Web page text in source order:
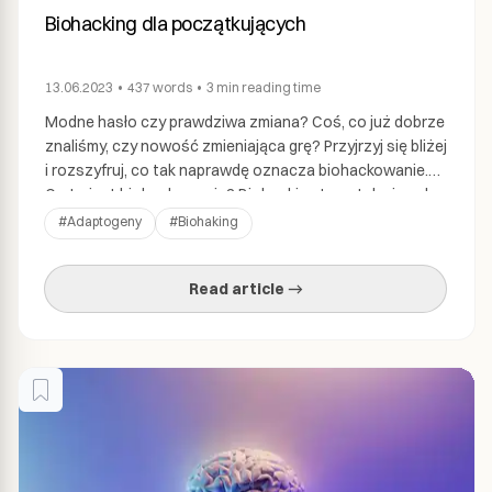
Biohacking dla początkujących
13.06.2023 • 437 words • 3 min reading time
Modne hasło czy prawdziwa zmiana? Coś, co już dobrze
znaliśmy, czy nowość zmieniająca grę? Przyjrzyj się bliżej
i rozszyfruj, co tak naprawdę oznacza biohackowanie.
Co to jest biohackowanie? Biohacking to sztuka i nauka
wprowadzania ukierunkowanych zmian w stylu życia w
celu poprawy sprawności fizycznej i umysłowej.
Obejmuje eksperymentowanie z różnymi technikami,
odżywianiem i technologią w […]
#Adaptogeny #Biohaking
Read article →